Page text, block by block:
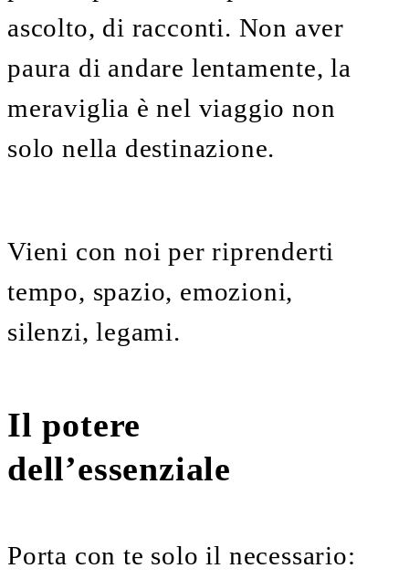
ascolto, di racconti. Non aver
paura di andare lentamente, la
meraviglia è nel viaggio non
solo nella destinazione.
Vieni con noi per riprenderti
tempo, spazio, emozioni,
silenzi, legami.
Il potere
dell’essenziale
Porta con te solo il necessario: